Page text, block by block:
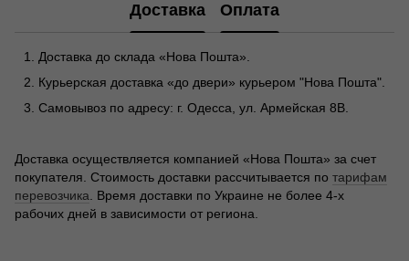
Доставка Оплата
Доставка до склада «Нова Пошта».
Курьерская доставка «до двери» курьером "Нова Пошта".
Самовывоз по адресу: г. Одесса, ул. Армейская 8В.
Доставка осуществляется компанией «Нова Пошта» за счет
покупателя. Стоимость доставки рассчитывается по тарифам
перевозчика . Время доставки по Украине не более 4-х
рабочих дней в зависимости от региона.